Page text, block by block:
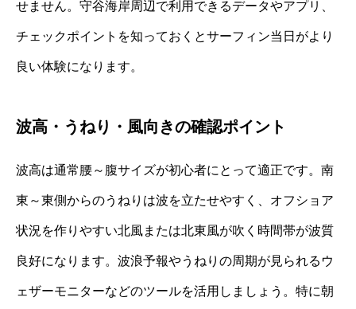
せません。守谷海岸周辺で利用できるデータやアプリ、
チェックポイントを知っておくとサーフィン当日がより
良い体験になります。
波高・うねり・風向きの確認ポイント
波高は通常腰～腹サイズが初心者にとって適正です。南
東～東側からのうねりは波を立たせやすく、オフショア
状況を作りやすい北風または北東風が吹く時間帯が波質
良好になります。波浪予報やうねりの周期が見られるウ
ェザーモニターなどのツールを活用しましょう。特に朝